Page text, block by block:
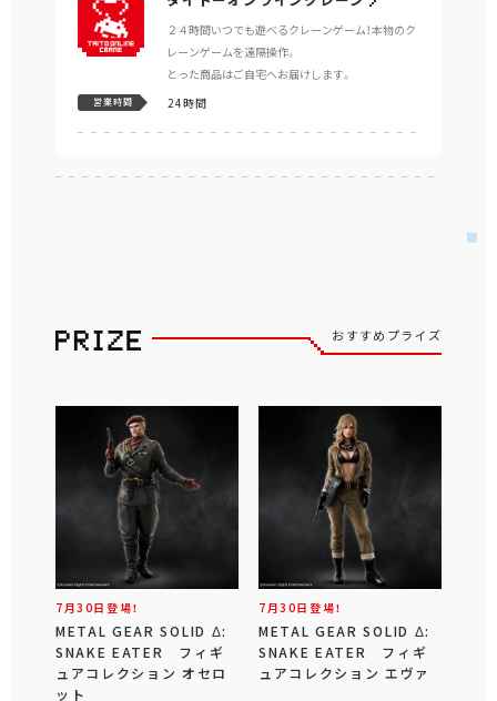
２４時間いつでも遊べるクレーンゲーム！本物のク
レーンゲームを遠隔操作。
とった商品はご自宅へお届けします。
営業時間 24時間
おすすめプライズ
7月30日登場！
METAL GEAR SOLID Δ:
SNAKE EATER フィギ
ュアコレクション オセロ
ット
7月30日登場！
METAL GEAR SOLID Δ:
SNAKE EATER フィギ
ュアコレクション エヴァ